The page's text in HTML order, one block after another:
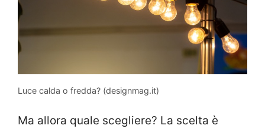
Luce calda o fredda? (designmag.it)
Ma allora quale scegliere? La scelta è